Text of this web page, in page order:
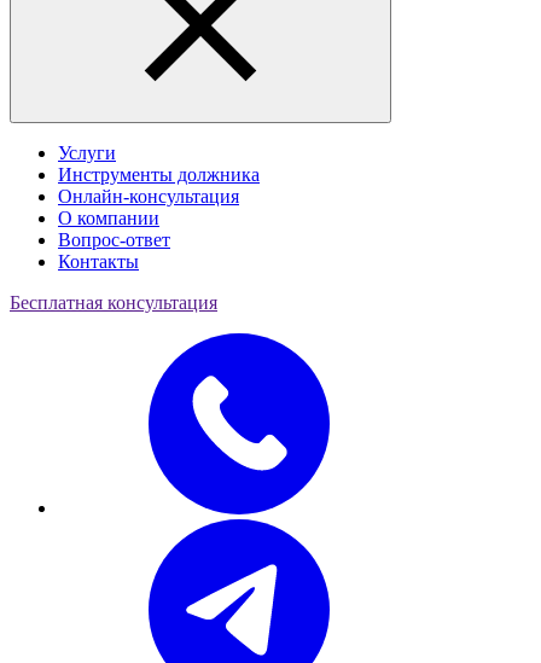
Услуги
Инструменты должника
Онлайн-консультация
О компании
Вопрос-ответ
Контакты
Бесплатная консультация